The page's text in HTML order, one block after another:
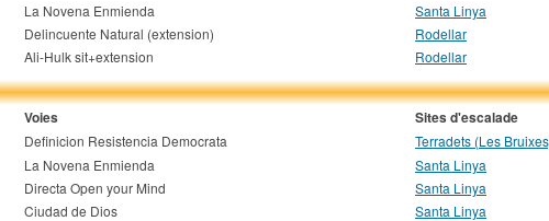
La Novena Enmienda Santa Linya
Delincuente Natural (extension) Rodellar
Ali-Hulk sit+extension Rodellar
Voies Sites d'escalade
Definicion Resistencia Democrata Terradets (Les
La Novena Enmienda Santa Linya
Directa Open your Mind Santa Linya
Ciudad de Dios Santa Linya